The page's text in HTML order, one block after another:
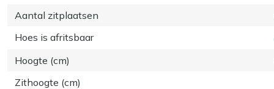
Aantal zitplaatsen
Hoes is afritsbaar
Hoogte (cm)
Zithoogte (cm)